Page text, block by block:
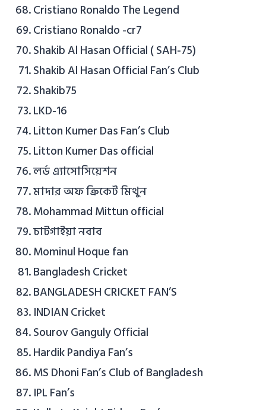
Cristiano Ronaldo The Legend
Cristiano Ronaldo -cr7
Shakib Al Hasan Official ( SAH-75)
Shakib Al Hasan Official Fan’s Club
Shakib75
LKD-16
Litton Kumer Das Fan’s Club
Litton Kumer Das official
লর্ড এ্যাসোসিয়েশন
মাদার অফ ক্রিকেট মিথুন
Mohammad Mittun official
চাটগাইয়া নবাব
Mominul Hoque fan
Bangladesh Cricket
BANGLADESH CRICKET FAN’S
INDIAN Cricket
Sourov Ganguly Official
Hardik Pandiya Fan’s
MS Dhoni Fan’s Club of Bangladesh
IPL Fan’s